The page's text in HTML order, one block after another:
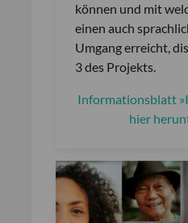
können und mit
einen auch
Umgang erreicht,
3 des Projekts.
Informationsblatt
hier